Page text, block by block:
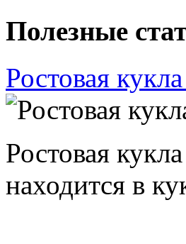
Полезные
Ростовая
Ростовая
находится в